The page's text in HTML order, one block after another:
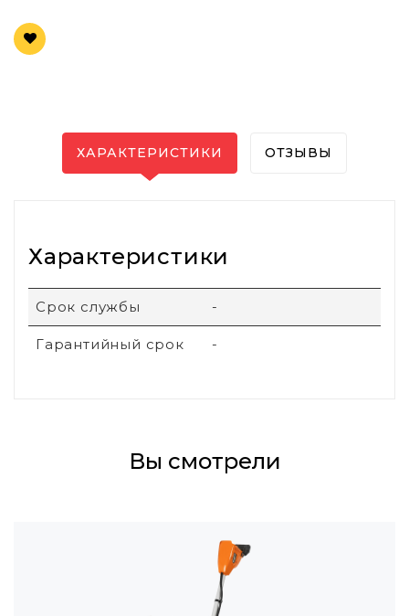
ХАРАКТЕРИСТИКИ ОТЗЫВЫ
Характеристики
Срок службы -
Гарантийный срок -
Вы смотрели